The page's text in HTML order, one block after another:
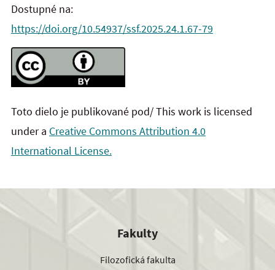
Dostupné na:
https://doi.org/10.54937/ssf.2025.24.1.67-79
Toto dielo je publikované pod/ This work is licensed
under a Creative Commons Attribution 4.0
International License.
Fakulty
Filozofická fakulta